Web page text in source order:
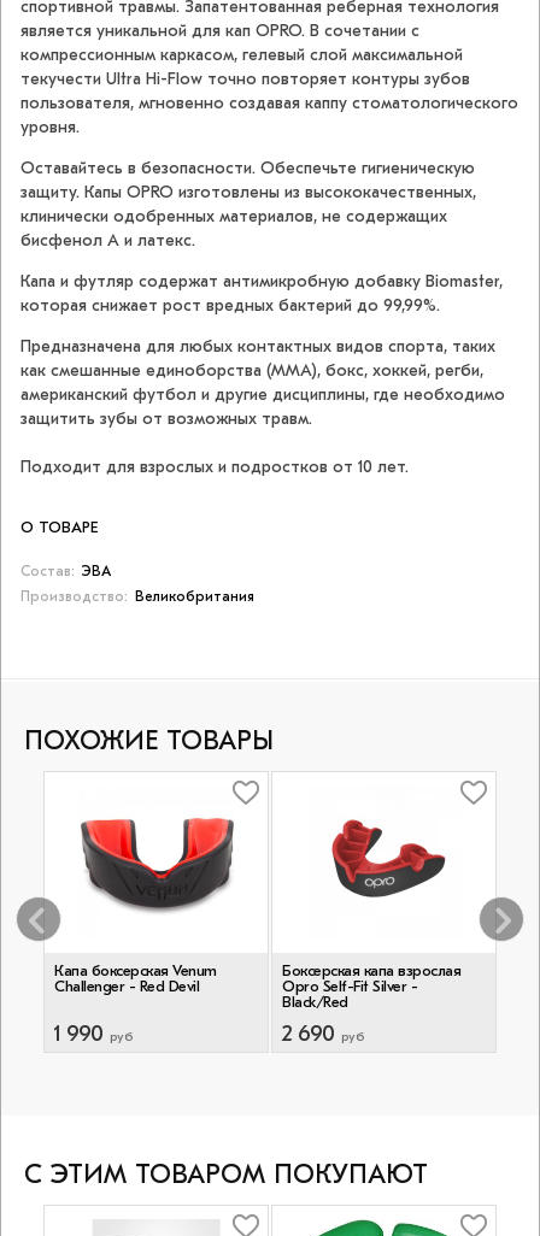
спортивной травмы. Запатентованная реберная технология
является уникальной для кап OPRO. В сочетании с
компрессионным каркасом, гелевый слой максимальной
текучести Ultra Hi-Flow точно повторяет контуры зубов
пользователя, мгновенно создавая каппу стоматологического
уровня.
Оставайтесь в безопасности. Обеспечьте гигиеническую
защиту. Капы OPRO изготовлены из высококачественных,
клинически одобренных материалов, не содержащих
бисфенол А и латекс.
Капа и футляр содержат антимикробную добавку Biomaster,
которая снижает рост вредных бактерий до 99,99%.
Предназначена для любых контактных видов спорта, таких
как смешанные единоборства (ММА), бокс, хоккей, регби,
американский футбол и другие дисциплины, где необходимо
защитить зубы от возможных травм.
Подходит для взрослых и подростков от 10 лет.
О ТОВАРЕ
Состав: ЭВА
Производство:
Великобритания
ПОХОЖИЕ ТОВАРЫ
Капа боксерская Venum
Challenger - Red Devil
1 990 руб
Боксерская капа взрослая
Opro Self-Fit Silver -
Black/Red
2 690 руб
С ЭТИМ ТОВАРОМ ПОКУПАЮТ